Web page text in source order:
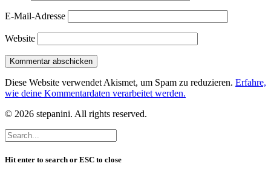
E-Mail-Adresse
Website
Diese Website verwendet Akismet, um Spam zu reduzieren. Erfahre,
wie deine Kommentardaten verarbeitet werden.
© 2026 stepanini. All rights reserved.
Hit enter to search or ESC to close